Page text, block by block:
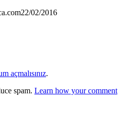
22/02/2016
açmalısınız.
spam. Learn how your comment